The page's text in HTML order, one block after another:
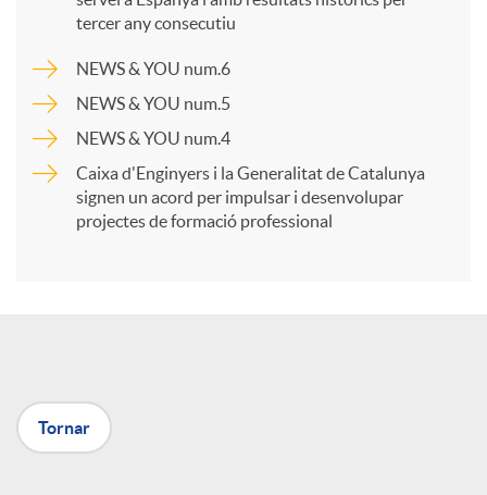
a
r
a
tercer any consecutiu
NEWS & YOU num.6
NEWS & YOU num.5
NEWS & YOU num.4
Caixa d'Enginyers i la Generalitat de Catalunya
signen un acord per impulsar i desenvolupar
projectes de formació professional
Tornar